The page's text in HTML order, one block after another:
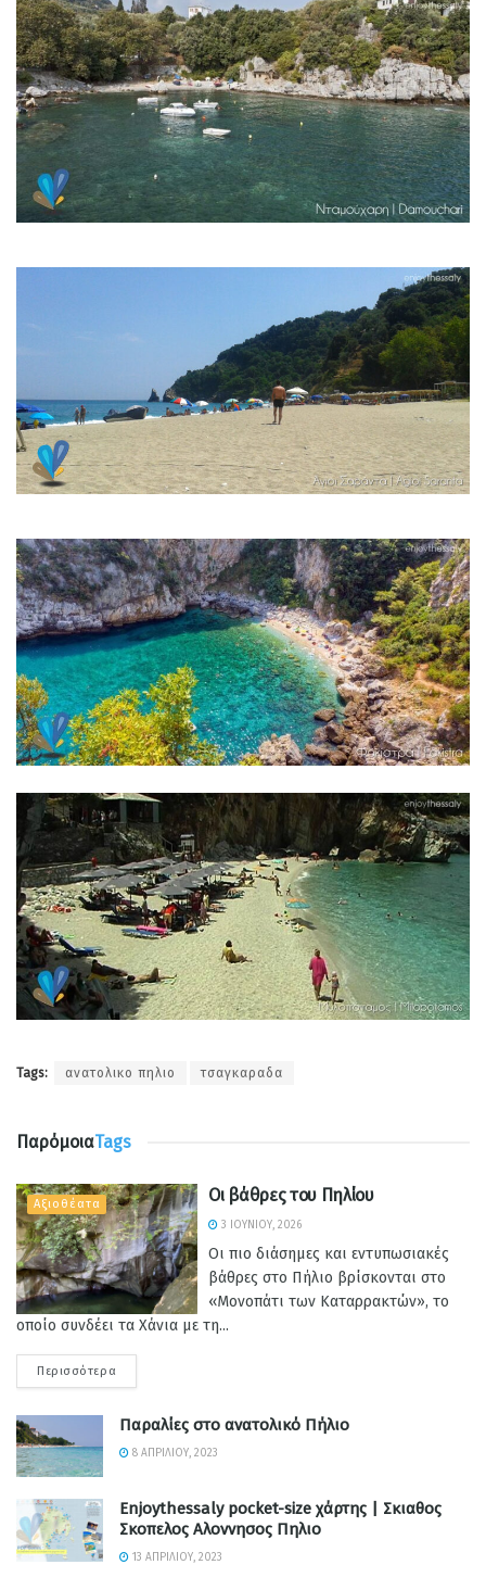
Tags: ανατολικο πηλιο τσαγκαραδα
ΠαρόμοιαTags
Αξιοθέατα Οι βάθρες του Πηλίου
3 ΙΟΥΝΊΟΥ, 2026
Οι πιο διάσημες και εντυπωσιακές
βάθρες στο Πήλιο βρίσκονται στο
«Μονοπάτι των Καταρρακτών», το
οποίο συνδέει τα Χάνια με τη...
Περισσότερα
Παραλίες στο ανατολικό Πήλιο
8 ΑΠΡΙΛΊΟΥ, 2023
Enjoythessaly pocket-size χάρτης | Σκιαθος
Σκοπελος Αλοννησος Πηλιο
13 ΑΠΡΙΛΊΟΥ, 2023